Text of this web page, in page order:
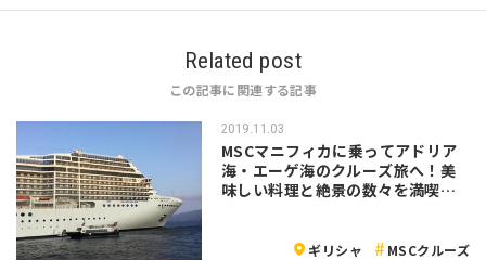
Related post
この記事に関連する記事
2019.11.03
MSCマニフィカに乗ってアドリア
海・エーゲ海のクルーズ旅へ！美
味しい料理と絶景の数々を満喫し
ギリシャ MSCクルーズ